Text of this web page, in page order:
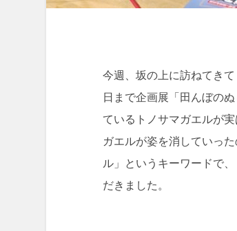
今週、坂の上に訪ねてき
日まで企画展「田んぼの
ているトノサマガエルが
ガエルが姿を消していっ
ル」というキーワードで
だきました。